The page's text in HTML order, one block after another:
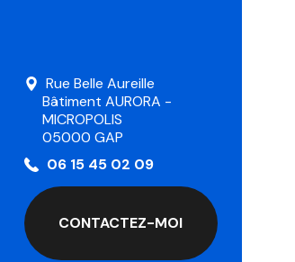
CONTACTEZ-MOI
Rue Belle Aureille
Bâtiment AURORA -
MICROPOLIS
05000 GAP
06 15 45 02 09